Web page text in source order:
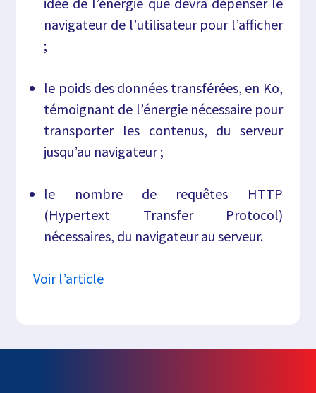
navigateur de l’utilisateur pour l’afficher
;
le poids des données transférées, en Ko,
témoignant de l’énergie nécessaire pour
transporter les contenus, du serveur
jusqu’au navigateur ;
le nombre de requêtes HTTP
(Hypertext Transfer Protocol)
nécessaires, du navigateur au serveur.
Voir l’article